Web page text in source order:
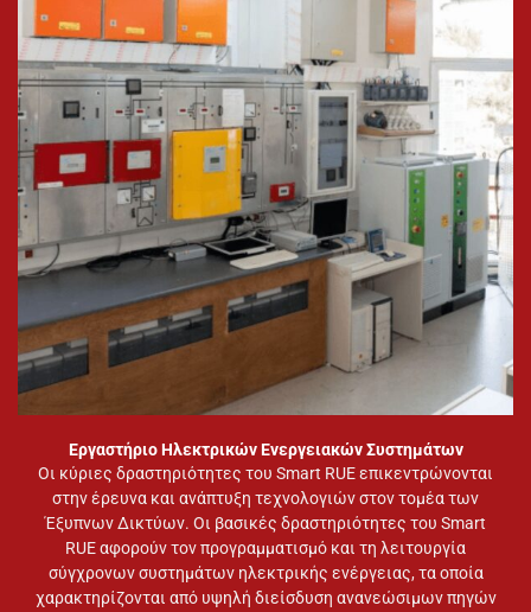
Εργαστήριο Ηλεκτρικών Ενεργειακών Συστημάτων
Οι κύριες δραστηριότητες του Smart RUE επικεντρώνονται
στην έρευνα και ανάπτυξη τεχνολογιών στον τομέα των
Έξυπνων Δικτύων. Οι βασικές δραστηριότητες του Smart
RUE αφορούν τον προγραμματισμό και τη λειτουργία
σύγχρονων συστημάτων ηλεκτρικής ενέργειας, τα οποία
χαρακτηρίζονται από υψηλή διείσδυση ανανεώσιμων πηγών